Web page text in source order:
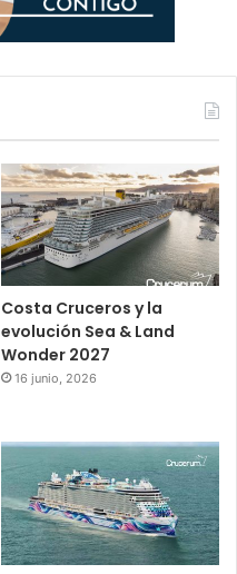
Costa Cruceros y la
evolución Sea & Land
Wonder 2027
16 junio, 2026